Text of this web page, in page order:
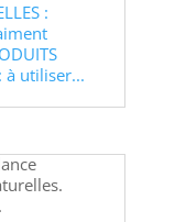
:
à utiliser...